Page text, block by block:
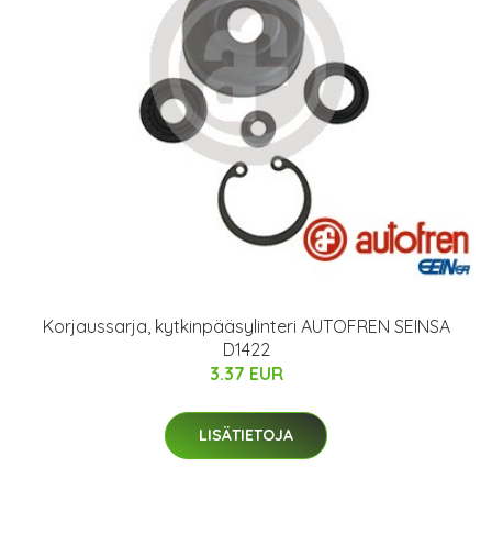
Korjaussarja, kytkinpääsylinteri AUTOFREN SEINSA
D1422
3.37 EUR
LISÄTIETOJA